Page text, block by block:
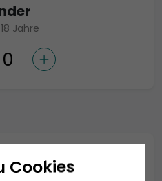
Jahre
Cookies